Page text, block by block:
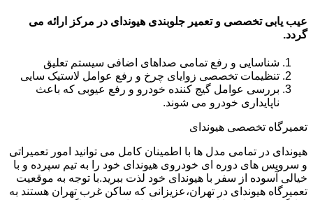
عیب یابی تخصصی و تعمیر جلوبندی هیوندای در مرکز ارائه می
گردد.
شناسایی و رفع تمامی صداهای اضافی سیستم تعلیق
تنظیمات تخصصی زوایای چرخ و رفع عوامل لاستیک سایی
بررسی عوامل گیج کننده خودرو و رفع عیوبی که باعث
ناپایداری خودرو می شوند.
تعمیرگاه تخصصی هیوندای
هیوندای در تمامی مدل ها با اطمینان کامل می توانید امور تعمیراتی
و سرویس های دوره ای خودروی هیوندای خود را به تیم سپرده و با
خیالی آسوده از سفر با هیوندای خود لذت ببرید.با توجه به موقعیت
تعمیرگاه هیوندای در تهران،عزیزانی که ساکن غرب تهران هستند به